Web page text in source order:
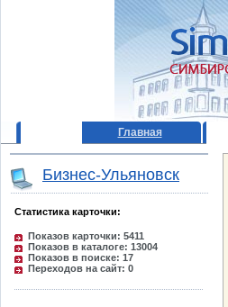
Главная
Бизнес-Ульяновск
Статистика карточки:
Показов карточки: 5411
Показов в каталоге: 13004
Показов в поиске: 17
Переходов на сайт: 0